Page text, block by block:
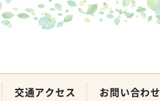
交通アクセス お問い合わせ